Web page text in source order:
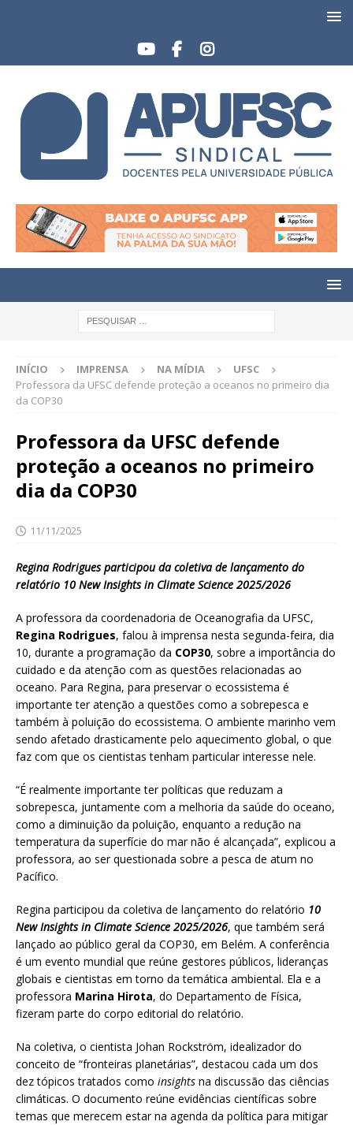
INÍCIO IMPRENSA NA MÍDIA
UFSC
Professora da UFSC defende proteção a oceanos no primeiro dia
da COP30
Professora da UFSC defende
proteção a oceanos no primeiro
dia da COP30
11/11/2025
Regina Rodrigues participou da coletiva de lançamento do
relatório 10 New Insights in Climate Science 2025/2026
A professora da coordenadoria de Oceanografia da UFSC,
Regina Rodrigues, falou à imprensa nesta segunda-feira, dia
10, durante a programação da COP30, sobre a importância do
cuidado e da atenção com as questões relacionadas ao
oceano. Para Regina, para preservar o ecossistema é
importante ter atenção a questões como a sobrepesca e
também à poluição do ecossistema. O ambiente marinho vem
sendo afetado drasticamente pelo aquecimento global, o que
faz com que os cientistas tenham particular interesse nele.
“É realmente importante ter políticas que reduzam a
sobrepesca, juntamente com a melhoria da saúde do oceano,
como a diminuição da poluição, enquanto a redução na
temperatura da superfície do mar não é alcançada”, explicou a
professora, ao ser questionada sobre a pesca de atum no
Pacífico.
Regina participou da coletiva de lançamento do relatório 10
New Insights in Climate Science 2025/2026, que também será
lançado ao público geral da COP30, em Belém. A conferência
é um evento mundial que reúne gestores públicos, lideranças
globais e cientistas em torno da temática ambiental. Ela e a
professora Marina Hirota, do Departamento de Física,
fizeram parte do corpo editorial do relatório.
Na coletiva, o cientista Johan Rockström, idealizador do
conceito de “fronteiras planetárias”, destacou cada um dos
dez tópicos tratados como insights na discussão das ciências
climáticas. O documento reúne evidências científicas sobre
temas que merecem estar na agenda da política para mitigar